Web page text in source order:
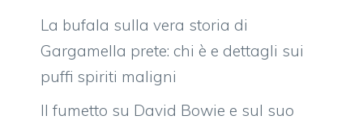
La bufala sulla vera storia di
Gargamella prete: chi è e dettagli sui
puffi spiriti maligni
Il fumetto su David Bowie e sul suo